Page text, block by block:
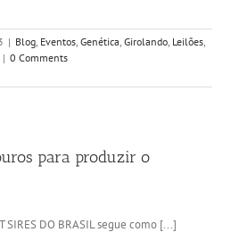
| Blog, Eventos, Genética, Girolando, Leilões,
| 0 Comments
para produzir o
SIRES DO BRASIL segue como [...]